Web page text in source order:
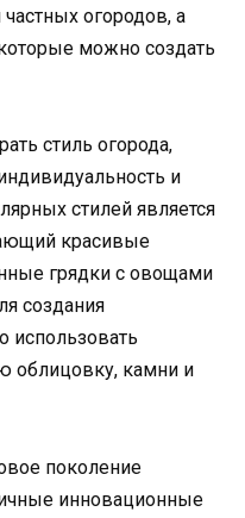
огородов, а
можно создать
стиль огорода,
и
стилей является
красивые
грядки с овощами
создания
использовать
облицовку, камни и
поколение
инновационные